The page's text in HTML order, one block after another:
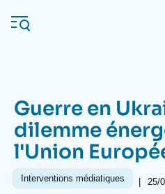
au
contenu
Navigation
principale
L'Ifri
Guerre en
dilemme
l'Union
Interventions médiatiques | 25/